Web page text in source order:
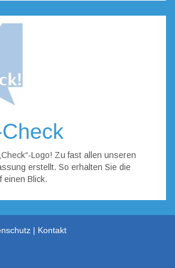
Logo! Zu fast allen unseren
erstellt. So erhalten Sie die
einen Blick.
Kontakt